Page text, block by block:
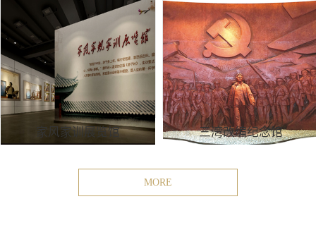
家风家训展览馆 三湾改编纪念馆
MORE